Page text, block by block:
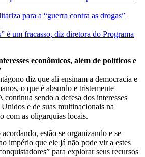
para a “guerra contra as drogas”
é um fracasso, diz diretora do Programa
econômicos, além de políticos e
diz que ali ensinam a democracia e
o que é absurdo e tristemente
sendo a defesa dos interesses
e de suas multinacionais na
com as oligarquias locais.
estão se organizando e se
império que ele já não pode vir a estes
para explorar seus recursos